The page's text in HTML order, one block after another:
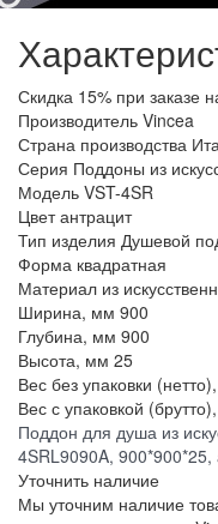
Скидка 15% при заказе
Производитель Vincea
Страна производства
Серия Поддоны из
Модель VST-4SR
Цвет антрацит
Тип изделия Душевой
Форма квадратная
Материал из
Ширина, мм 900
Глубина, мм 900
Высота, мм 25
Вес без упаковки (нетто),
Вес с упаковкой (брутто),
Поддон для душа из
4SRL9090A, 900*900*25,
Уточнить наличие
Мы уточним наличие